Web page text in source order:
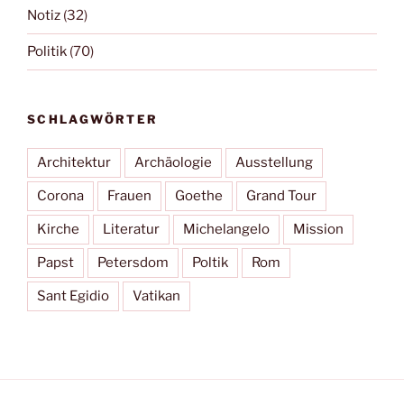
Notiz (32)
Politik (70)
SCHLAGWÖRTER
Architektur Archäologie Ausstellung
Corona Frauen Goethe Grand Tour
Kirche Literatur Michelangelo Mission
Papst Petersdom Poltik Rom
Sant Egidio Vatikan